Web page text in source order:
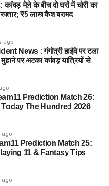
श्रमिक शिकायतों के त्वरित
दोबारा अवसर देने का प्रावधान।
में संशोधन, स्केलर पद के
जड़ी-बूटियों से जुड़ी
संशोधन किया जा सकेगा।
मेले के बीच दो घरों में चोरी का
₹5 लाख कैश बरामद
ago
News : गंगोत्री हाईवे पर टला
पर अटका कांवड़ यात्रियों से
Prediction Match 26:
Today The Hundred 2026
ago
Prediction Match 25:
11 & Fantasy Tips
ago